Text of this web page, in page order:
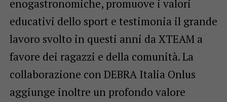
enogastronomiche, promuove i valori
educativi dello sport e testimonia il grande
lavoro svolto in questi anni da XTEAM a
favore dei ragazzi e della comunità. La
collaborazione con DEBRA Italia Onlus
aggiunge inoltre un profondo valore